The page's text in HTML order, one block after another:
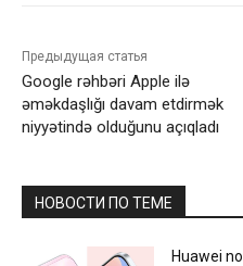
Предыдущая статья
Google rəhbəri Apple ilə
əməkdaşlığı davam etdirmək
niyyətində olduğunu açıqladı
НОВОСТИ ПО ТЕМЕ
Huawei